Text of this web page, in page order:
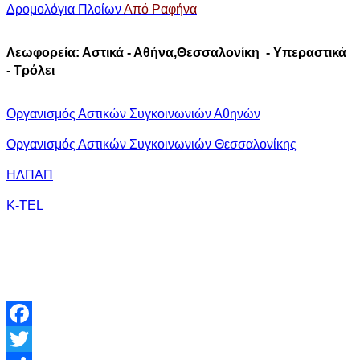
Δρομολόγια ΠλοίωνΑπό Ραφήνα
Λεωφορεία: Αστικά - Αθήνα,Θεσσαλονίκη - Υπεραστικά
- Tρόλει
Οργανισμός Αστικών Συγκοινωνιών Αθηνών
Οργανισμός Αστικών Συγκοινωνιών Θεσσαλονίκης
ΗΛΠΑΠ
K-TEL
Facebook